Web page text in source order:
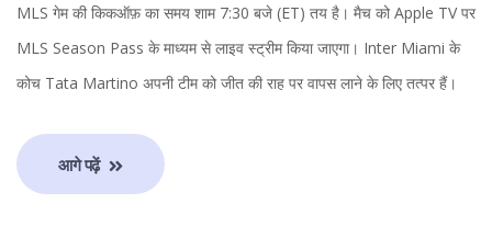
MLS गेम की किकऑफ़ का समय शाम 7:30 बजे (ET) तय है। मैच को Apple TV पर
MLS Season Pass के माध्यम से लाइव स्ट्रीम किया जाएगा। Inter Miami के
कोच Tata Martino अपनी टीम को जीत की राह पर वापस लाने के लिए तत्पर हैं।
आगे पढ़ें